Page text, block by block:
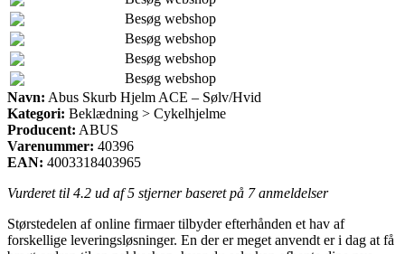
Besøg webshop
Besøg webshop
Besøg webshop
Besøg webshop
Navn: Abus Skurb Hjelm ACE – Sølv/Hvid
Kategori: Beklædning > Cykelhjelme
Producent: ABUS
Varenummer: 40396
EAN: 4003318403965
Vurderet til 4.2 ud af 5 stjerner baseret på 7anmeldelser
Størstedelen af online firmaer tilbyder efterhånden et hav af
forskellige leveringsløsninger. En der er meget anvendt er i dag at få